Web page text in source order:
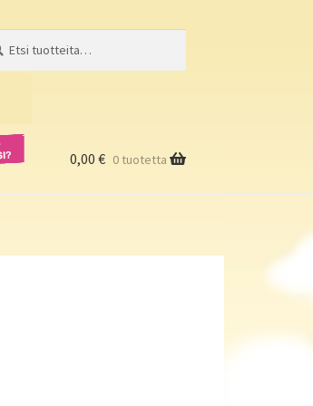
0,00 € 0 tuotetta